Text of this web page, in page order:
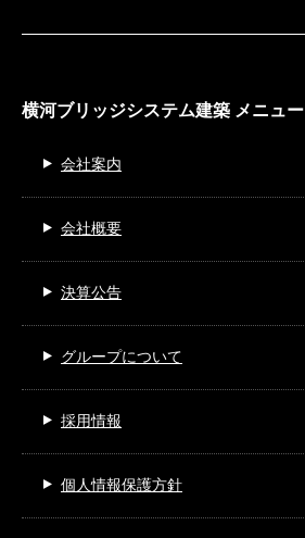
横河ブリッジシステム建築 メニュー
会社案内
会社概要
決算公告
グループについて
採用情報
個人情報保護方針